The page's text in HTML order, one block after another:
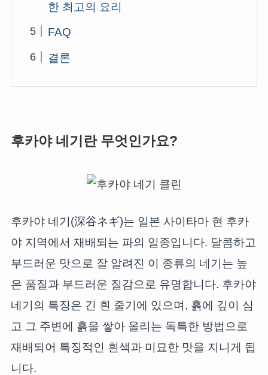
한 최고의 요리
FAQ
결론
후카야 네기란 무엇인가요?
후카야 네기(深谷ネギ)는 일본 사이타마 현 후카
야 지역에서 재배되는 파의 일종입니다. 달콤하고
부드러운 맛으로 잘 알려진 이 종류의 네기는 높
은 품질과 부드러운 질감으로 유명합니다. 후카야
네기의 특징은 긴 흰 줄기에 있으며, 흙에 깊이 심
고 그 주변에 흙을 쌓아 올리는 독특한 방법으로
재배되어 특징적인 흰색과 미묘한 맛을 지니게 됩
니다.